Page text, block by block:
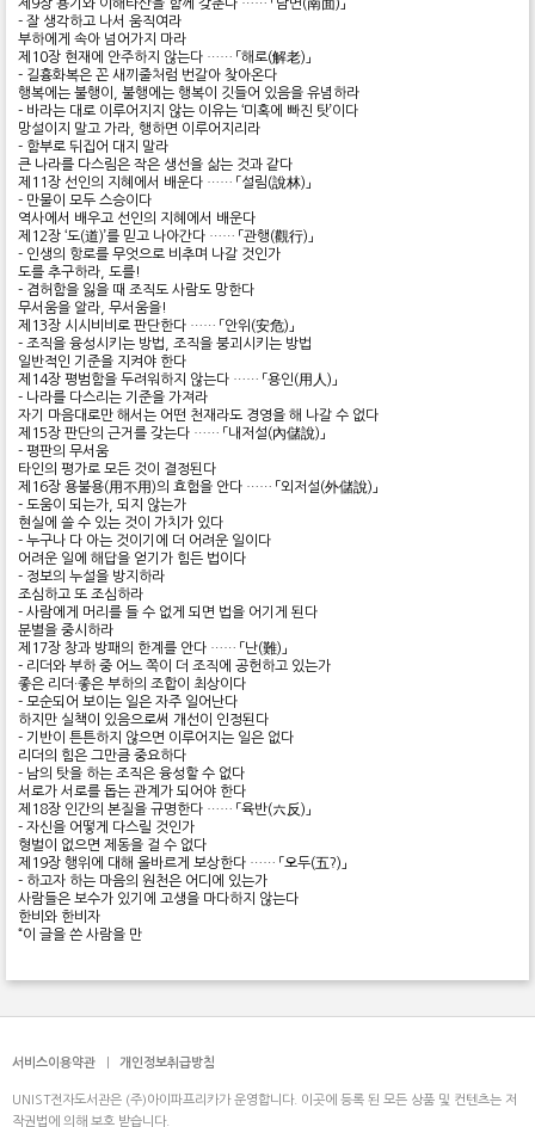
제9장 용기와 이해타산을 함께 갖춘다 …… 「남면(南面)」
- 잘 생각하고 나서 움직여라
부하에게 속아 넘어가지 마라
제10장 현재에 안주하지 않는다 …… 「해로(解老)」
- 길흉화복은 꼰 새끼줄처럼 번갈아 찾아온다
행복에는 불행이, 불행에는 행복이 깃들어 있음을 유념하라
- 바라는 대로 이루어지지 않는 이유는 ‘미혹에 빠진 탓’이다
망설이지 말고 가라, 행하면 이루어지리라
- 함부로 뒤집어 대지 말라
큰 나라를 다스림은 작은 생선을 삶는 것과 같다
제11장 선인의 지혜에서 배운다 …… 「설림(說林)」
- 만물이 모두 스승이다
역사에서 배우고 선인의 지혜에서 배운다
제12장 ‘도(道)’를 믿고 나아간다 …… 「관행(觀行)」
- 인생의 항로를 무엇으로 비추며 나갈 것인가
도를 추구하라, 도를!
- 겸허함을 잃을 때 조직도 사람도 망한다
무서움을 알라, 무서움을!
제13장 시시비비로 판단한다 …… 「안위(安危)」
- 조직을 융성시키는 방법, 조직을 붕괴시키는 방법
일반적인 기준을 지켜야 한다
제14장 평범함을 두려워하지 않는다 …… 「용인(用人)」
- 나라를 다스리는 기준을 가져라
자기 마음대로만 해서는 어떤 천재라도 경영을 해 나갈 수 없다
제15장 판단의 근거를 갖는다 …… 「내저설(內儲說)」
- 평판의 무서움
타인의 평가로 모든 것이 결정된다
제16장 용불용(用不用)의 효험을 안다 …… 「외저설(外儲說)」
- 도움이 되는가, 되지 않는가
현실에 쓸 수 있는 것이 가치가 있다
- 누구나 다 아는 것이기에 더 어려운 일이다
어려운 일에 해답을 얻기가 힘든 법이다
- 정보의 누설을 방지하라
조심하고 또 조심하라
- 사람에게 머리를 들 수 없게 되면 법을 어기게 된다
분별을 중시하라
제17장 창과 방패의 한계를 안다 …… 「난(難)」
- 리더와 부하 중 어느 쪽이 더 조직에 공헌하고 있는가
좋은 리더·좋은 부하의 조합이 최상이다
- 모순되어 보이는 일은 자주 일어난다
하지만 실책이 있음으로써 개선이 인정된다
- 기반이 튼튼하지 않으면 이루어지는 일은 없다
리더의 힘은 그만큼 중요하다
- 남의 탓을 하는 조직은 융성할 수 없다
서로가 서로를 돕는 관계가 되어야 한다
제18장 인간의 본질을 규명한다 …… 「육반(六反)」
- 자신을 어떻게 다스릴 것인가
형벌이 없으면 제동을 걸 수 없다
제19장 행위에 대해 올바르게 보상한다 …… 「오두(五?)」
- 하고자 하는 마음의 원천은 어디에 있는가
사람들은 보수가 있기에 고생을 마다하지 않는다
한비와 한비자
“이 글을 쓴 사람을 만
서비스이용약관 개인정보취급방침
UNIST전자도서관은 (주)아이파프리카가 운영합니다. 이곳에 등록 된 모든 상품 및 컨텐츠는 저
작권법에 의해 보호 받습니다.